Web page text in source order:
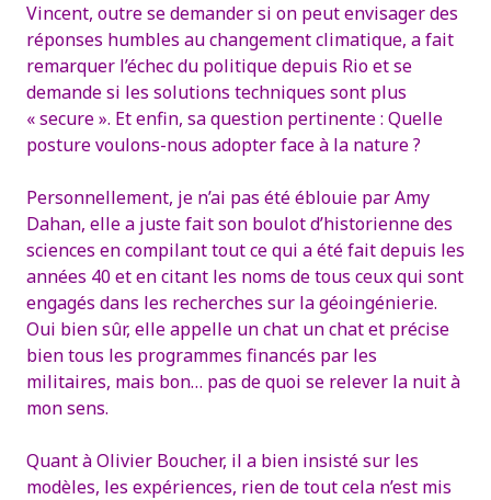
Vincent, outre se demander si on peut envisager des
réponses humbles au changement climatique, a fait
remarquer l’échec du politique depuis Rio et se
demande si les solutions techniques sont plus
« secure ». Et enfin, sa question pertinente : Quelle
posture voulons-nous adopter face à la nature ?
Personnellement, je n’ai pas été éblouie par Amy
Dahan, elle a juste fait son boulot d’historienne des
sciences en compilant tout ce qui a été fait depuis les
années 40 et en citant les noms de tous ceux qui sont
engagés dans les recherches sur la géoingénierie.
Oui bien sûr, elle appelle un chat un chat et précise
bien tous les programmes financés par les
militaires, mais bon… pas de quoi se relever la nuit à
mon sens.
Quant à Olivier Boucher, il a bien insisté sur les
modèles, les expériences, rien de tout cela n’est mis